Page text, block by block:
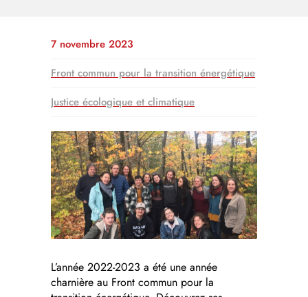
7 novembre 2023
Front commun pour la transition énergétique
Justice écologique et climatique
L’année 2022-2023 a été une année
charnière au Front commun pour la